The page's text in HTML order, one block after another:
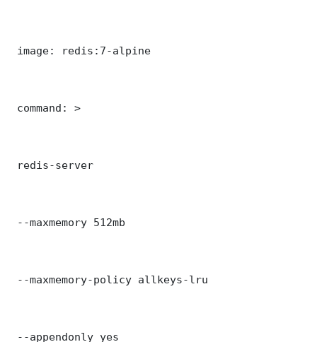
image: redis:7-alpine
command: >
redis-server
--maxmemory 512mb
--maxmemory-policy allkeys-lru
--appendonly yes